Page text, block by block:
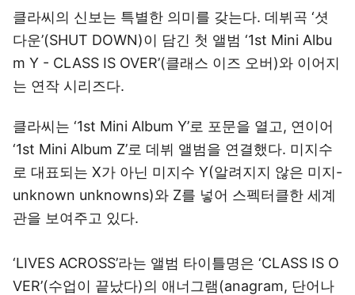
클라씨의 신보는 특별한 의미를 갖는다. 데뷔곡 ‘셧
다운’(SHUT DOWN)이 담긴 첫 앨범 ‘1st Mini Albu
m Y - CLASS IS OVER’(클래스 이즈 오버)와 이어지
는 연작 시리즈다.
클라씨는 ‘1st Mini Album Y’로 포문을 열고, 연이어
‘1st Mini Album Z’로 데뷔 앨범을 연결했다. 미지수
로 대표되는 X가 아닌 미지수 Y(알려지지 않은 미지-
unknown unknowns)와 Z를 넣어 스펙터클한 세계
관을 보여주고 있다.
‘LIVES ACROSS’라는 앨범 타이틀명은 ‘CLASS IS O
VER’(수업이 끝났다)의 애너그램(anagram, 단어나